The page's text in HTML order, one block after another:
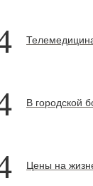
В городской
Цены на